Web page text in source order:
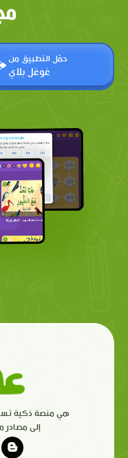
حمّل التطبيق من
غوغل بلاي
هي منصة ذكية
إلى مصادر